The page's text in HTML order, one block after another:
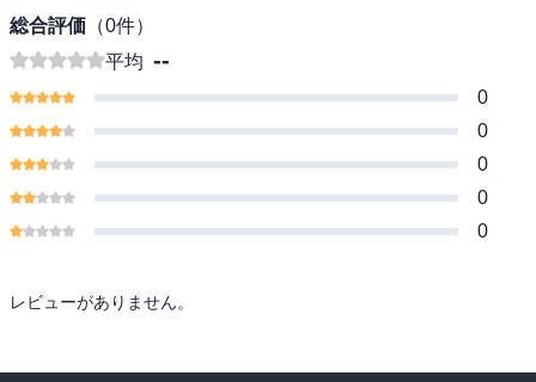
総合評価 （0件）
平均 --
0
0
0
0
0
レビューがありません。